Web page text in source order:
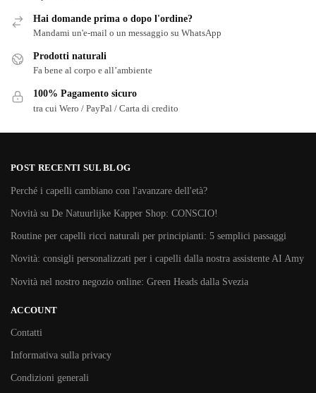
Hai domande prima o dopo l'ordine?
Mandami un'e-mail o un messaggio su WhatsApp
Prodotti naturali
Fa bene al corpo e all’ambiente
100% Pagamento sicuro
tra cui Wero / PayPal / Carta di credito
POST RECENTI SUL BLOG
Perché i capelli cambiano con l'avanzare dell'età?
Novità su De Natuurlijke Kapper Shop: CONSCIO!
Routine per capelli ricci naturali per principianti: 5 semplici passaggi
Novità: consigli personalizzati per i capelli dalla nostra assistente AI Amy
Novità nel nostro negozio online: Green Heads dalla Svezia
ACCOUNT
Contatti
Informativa sulla privacy
Condizioni generali